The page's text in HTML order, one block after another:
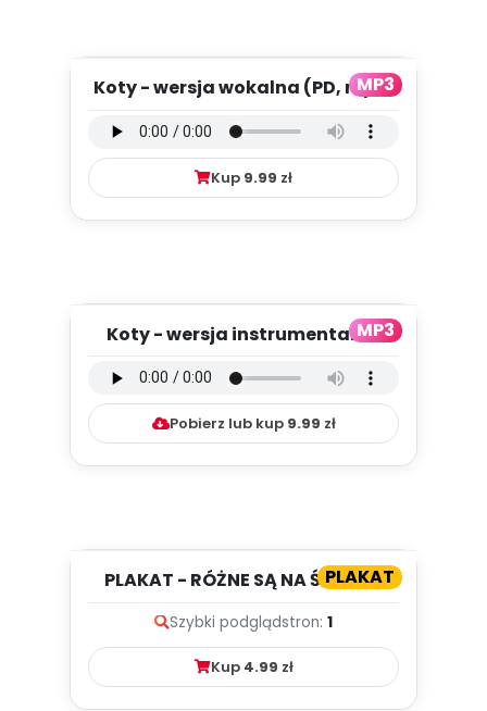
MP3
Koty - wersja wokalna (PD, mp3)
Kup 9.99 zł
MP3
Koty - wersja instrumentalna
Pobierz lub kup 9.99 zł
PLAKAT
PLAKAT - RÓŻNE SĄ NA ŚWIECIE
Szybki podglądstron: 1
Kup 4.99 zł